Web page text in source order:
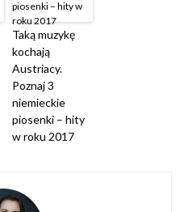
Taką muzykę
kochają
Austriacy.
Poznaj 3
niemieckie
piosenki – hity
w roku 2017